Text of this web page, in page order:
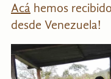
Acá hemos
desde Venezuela!